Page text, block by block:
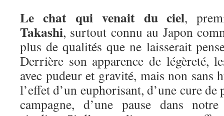
Le chat qui venait du ciel,
Takashi, surtout connu au Japon
plus de qualités que ne laisserait
Derrière son apparence de légèreté,
avec pudeur et gravité, mais non sans
l’effet d’un euphorisant, d’une cure de
campagne, d’une pause dans